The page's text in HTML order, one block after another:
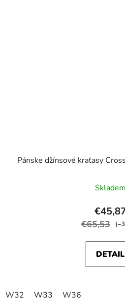
Pánske džínsové kraťasy
Skladem
€65,53
DETAIL
W32 W33 W36